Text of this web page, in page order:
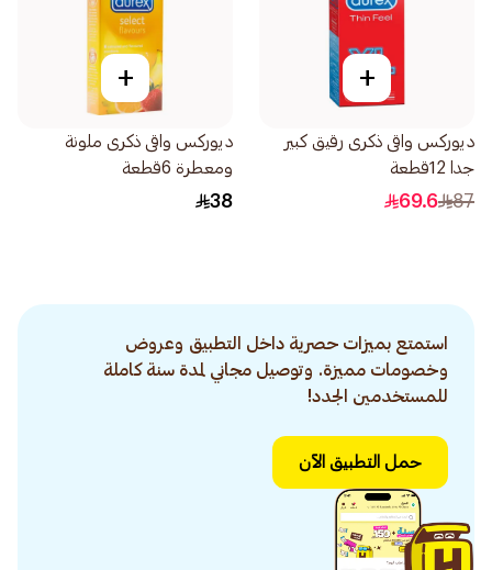
+
ديوركس واقى ذكرى رقيق كبير
جدا 12قطعة
87
69.6
+
ديوركس واقى ذكرى ملونة
ومعطرة 6قطعة
38
استمتع بميزات حصرية داخل التطبيق وعروض
وخصومات مميزة. وتوصيل مجاني لمدة سنة كاملة
للمستخدمين الجدد!
حمل التطبيق الآن